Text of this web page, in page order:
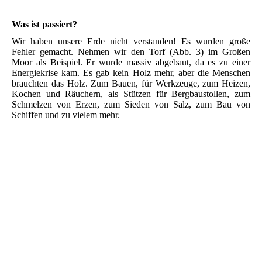
Was ist passiert?
Wir haben unsere Erde nicht verstanden! Es wurden große
Fehler gemacht. Nehmen wir den Torf (Abb. 3) im Großen
Moor als Beispiel. Er wurde massiv abgebaut, da es zu einer
Energiekrise kam. Es gab kein Holz mehr, aber die Menschen
brauchten das Holz. Zum Bauen, für Werkzeuge, zum Heizen,
Kochen und Räuchern, als Stützen für Bergbaustollen, zum
Schmelzen von Erzen, zum Sieden von Salz, zum Bau von
Schiffen und zu vielem mehr.